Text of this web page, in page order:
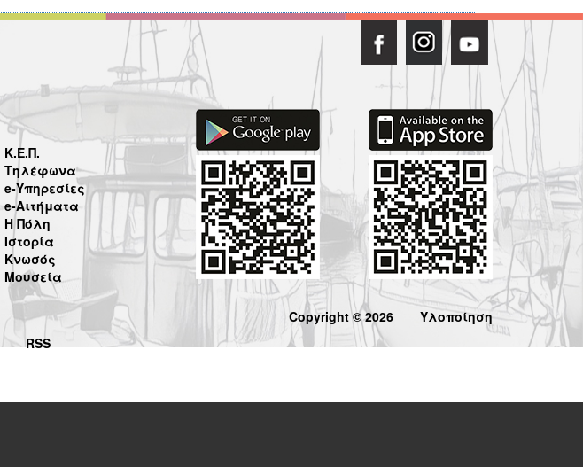
Κ.Ε.Π.
Τηλέφωνα
e-Υπηρεσίες
e-Αιτήματα
Η Πόλη
Ιστορία
Κνωσός
Μουσεία
RSS
Copyright © 2026 Υλοποίηση